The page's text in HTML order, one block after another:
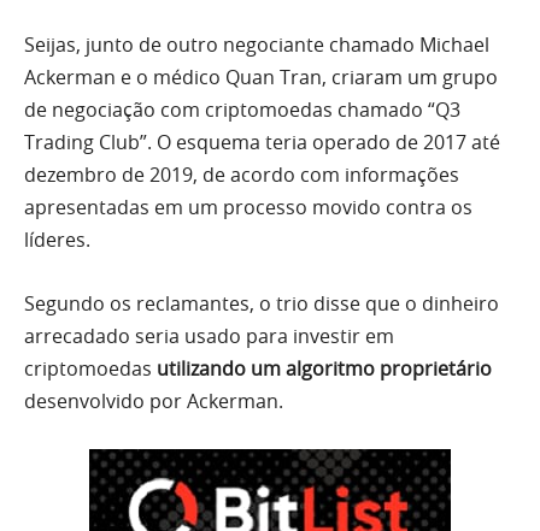
Seijas, junto de outro negociante chamado Michael
Ackerman e o médico Quan Tran, criaram um grupo
de negociação com criptomoedas chamado “Q3
Trading Club”. O esquema teria operado de 2017 até
dezembro de 2019, de acordo com informações
apresentadas em um processo movido contra os
líderes.
Segundo os reclamantes, o trio disse que o dinheiro
arrecadado seria usado para investir em
criptomoedas utilizando um algoritmo proprietário
desenvolvido por Ackerman.